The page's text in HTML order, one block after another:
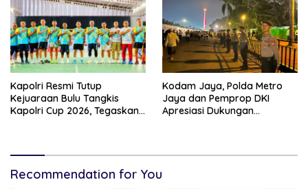
Kapolri Resmi Tutup
Kejuaraan Bulu Tangkis
Kapolri Cup 2026, Tegaskan
Kodam Jaya, Polda Metro
Jaya dan Pemprop DKI
Apresiasi Dukungan
Recommendation for You